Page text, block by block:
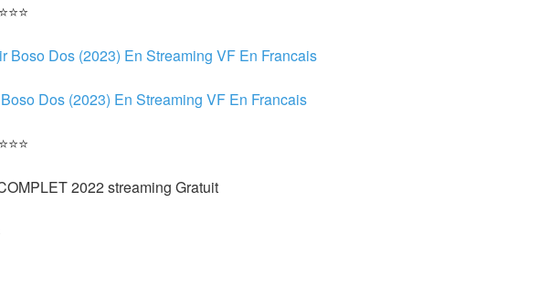
Boso Dos (2023) En Streaming VF En Francais
Dos (2023) En Streaming VF En Francais
2022 streaming Gratuit